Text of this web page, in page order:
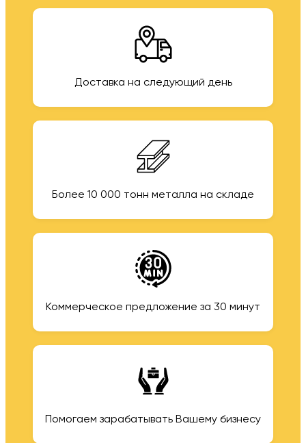
Доставка на следующий день
Более 10 000 тонн металла на складе
Коммерческое предложение за 30 минут
Помогаем зарабатывать Вашему бизнесу